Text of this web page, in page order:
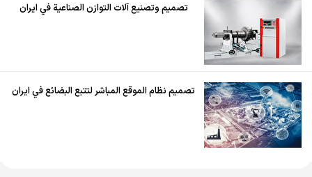
تصميم وتصنيع آلات التوازن الصناعية في ايران
تصميم نظام الموقع المباشر لتتبع البضائع في ايران